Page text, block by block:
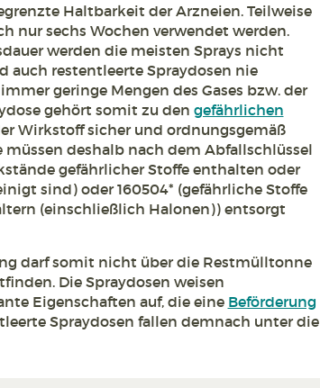
Haltbarkeit der Arzneien. Teilweise
nur sechs Wochen verwendet werden.
werden die meisten Sprays nicht
auch restentleerte Spraydosen nie
geringe Mengen des Gases bzw. der
gehört somit zu den gefährlichen
Wirkstoff sicher und ordnungsgemäß
deshalb nach dem Abfallschlüssel
gefährlicher Stoffe enthalten oder
sind) oder 160504* (gefährliche Stoffe
(einschließlich Halonen)) entsorgt
darf somit nicht über die Restmülltonne
Die Spraydosen weisen
Eigenschaften auf, die eine Beförderung
Spraydosen fallen demnach unter die